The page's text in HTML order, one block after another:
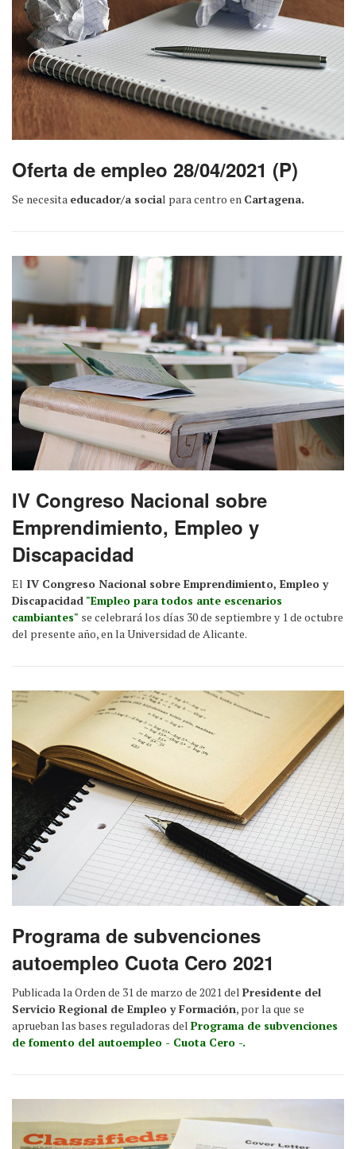
Oferta de empleo 28/04/2021 (P)
Se necesita educador/a social para centro en Cartagena.
IV Congreso Nacional sobre
Emprendimiento, Empleo y
Discapacidad
El IV Congreso Nacional sobre Emprendimiento, Empleo y
Discapacidad "Empleo para todos ante escenarios
cambiantes" se celebrará los días 30 de septiembre y 1 de octubre
del presente año, en la Universidad de Alicante.
Programa de subvenciones
autoempleo Cuota Cero 2021
Publicada la Orden de 31 de marzo de 2021 del Presidente del
Servicio Regional de Empleo y Formación, por la que se
aprueban las bases reguladoras del Programa de subvenciones
de fomento del autoempleo - Cuota Cero -.